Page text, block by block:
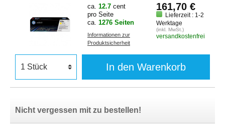
ca. 12.7 cent
pro Seite
ca. 1276 Seiten
Informationen zur
Produktsicherheit
161,70 €
Lieferzeit : 1-2
Werktage
(inkl. MwSt.)
versandkostenfrei
In den Warenkorb
Nicht vergessen mit zu bestellen!